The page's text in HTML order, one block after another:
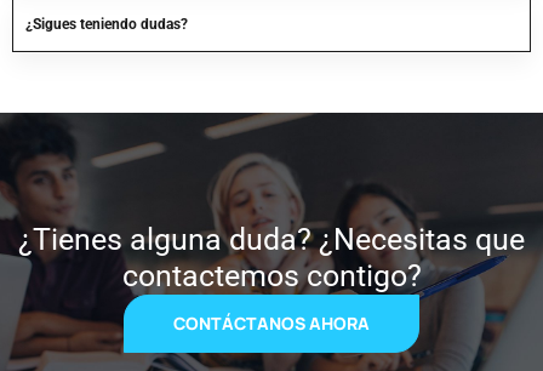
¿Sigues teniendo dudas?
¿Tienes alguna duda? ¿Necesitas que
contactemos contigo?
CONTÁCTANOS AHORA